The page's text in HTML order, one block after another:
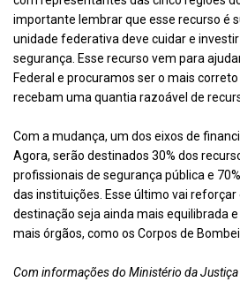
importante lembrar que esse recurso é
unidade federativa deve cuidar e
segurança. Esse recurso vem para
Federal e procuramos ser o mais
recebam uma quantia razoável de
Com a mudança, um dos eixos de
Agora, serão destinados 30% dos
profissionais de segurança pública e
das instituições. Esse último vai reforçar
destinação seja ainda mais equilibrada
mais órgãos, como os Corpos de
Com informações do Ministério da Justiça